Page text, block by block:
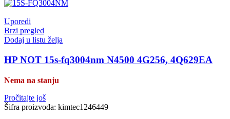
Uporedi
Brzi pregled
Dodaj u listu želja
HP NOT 15s-fq3004nm N4500 4G256, 4Q629EA
Nema na stanju
Pročitajte još
Šifra proizvoda: kimtec1246449